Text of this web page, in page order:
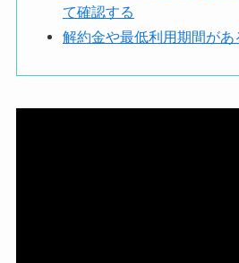
て確認する
解約金や最低利用期間があ